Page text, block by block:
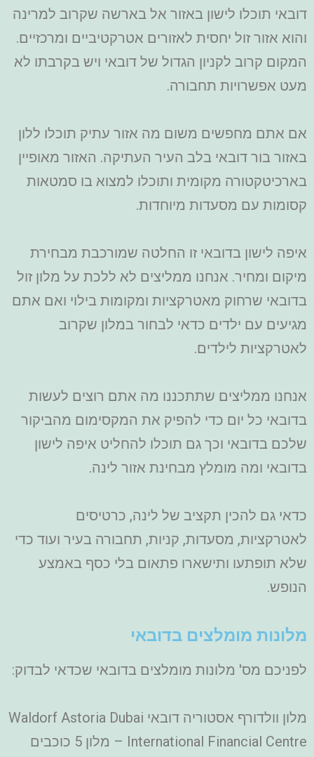
דובאי תוכלו לישון באזור אל בארשה שקרוב למרינה
והוא אזור זול יחסית לאזורים אטרקטיביים ומרכזיים.
המקום קרוב לקניון הגדול של דובאי ויש בקרבתו לא
מעט אפשרויות תחבורה.
אם אתם מחפשים משום מה אזור עתיק תוכלו ללון
באזור בור דובאי בלב העיר העתיקה. האזור מאופיין
בארכיטקטורה מקומית ותוכלו למצוא בו סמטאות
קסומות עם מסעדות מיוחדות.
איפה לישון בדובאי זו החלטה שמורכבת מבחירת
מיקום ומחיר. אנחנו ממליצים לא ללכת על מלון זול
בדובאי שרחוק מאטרקציות ומקומות בילוי ואם אתם
מגיעים עם ילדים כדאי לבחור במלון שקרוב
לאטרקציות לילדים.
אנחנו ממליצים שתתכננו מה אתם רוצים לעשות
בדובאי כל יום כדי להפיק את המקסימום מהביקור
שלכם בדובאי וכך גם תוכלו להחליט איפה לישון
בדובאי ומה מומלץ מבחינת אזור לינה.
כדאי גם להכין תקציב של לינה, כרטיסים
לאטרקציות, מסעדות, קניות, תחבורה בעיר ועוד כדי
שלא תופתעו ותישארו פתאום בלי כסף באמצע
הנופש.
מלונות מומלצים בדובאי
לפניכם מס' מלונות מומלצים בדובאי שכדאי לבדוק:
מלון וולדורף אסטוריה דובאי Waldorf Astoria Dubai
International Financial Centre – מלון 5 כוכבים